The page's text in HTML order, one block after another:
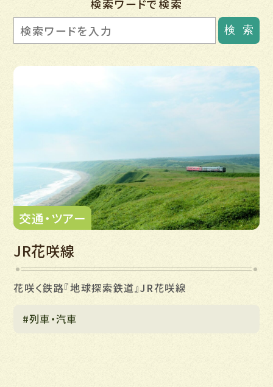
検索ワードで検索
検索
交通・ツアー
JR花咲線
花咲く鉄路『地球探索鉄道』JR花咲線
#列車・汽車